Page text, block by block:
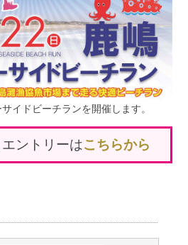
イドビーチランを開催します。
ントリーはこちらから